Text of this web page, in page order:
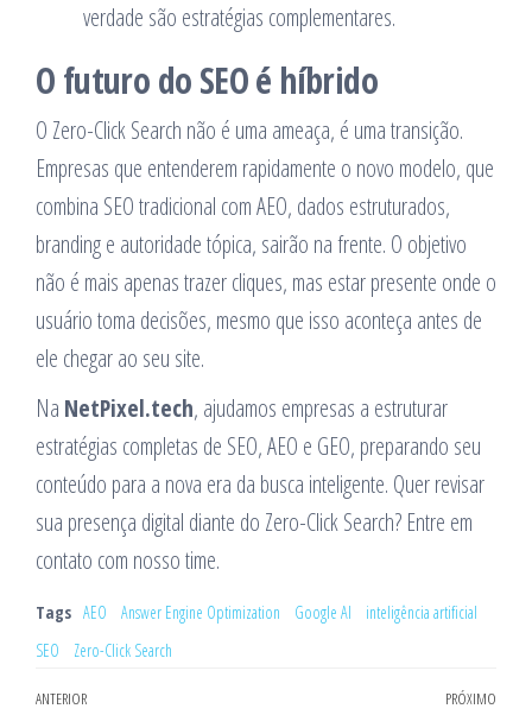
verdade são estratégias complementares.
O futuro do SEO é híbrido
O Zero-Click Search não é uma ameaça, é uma transição.
Empresas que entenderem rapidamente o novo modelo, que
combina SEO tradicional com AEO, dados estruturados,
branding e autoridade tópica, sairão na frente. O objetivo
não é mais apenas trazer cliques, mas estar presente onde o
usuário toma decisões, mesmo que isso aconteça antes de
ele chegar ao seu site.
Na NetPixel.tech, ajudamos empresas a estruturar
estratégias completas de SEO, AEO e GEO, preparando seu
conteúdo para a nova era da busca inteligente. Quer revisar
sua presença digital diante do Zero-Click Search? Entre em
contato com nosso time.
Tags AEO Answer Engine Optimization Google AI
inteligência artificial
SEO
Zero-Click Search
Post
ANTERIOR PRÓXIMO